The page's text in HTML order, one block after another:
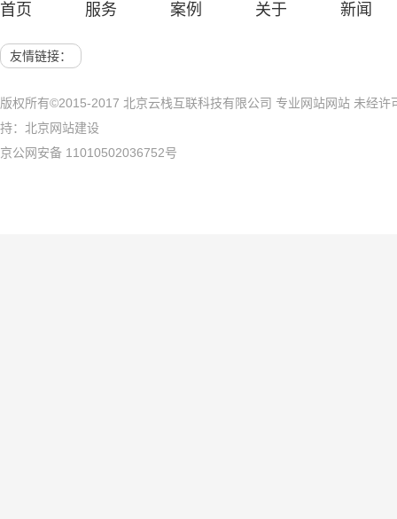
网站建设 展示网站
首页 服务 案例 关于 新闻
友情链接：
版权所有©2015-2017 北京云栈互联科技有限公司 专业网站网站 未经许
持： 北京网站建设
京公网安备 11010502036752号